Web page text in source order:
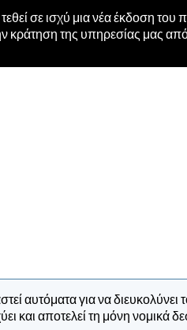
σε ισχύ μια νέα έκδοση του
κράτηση της υπηρεσίας μας από
αυτόματα για να
και αποτελεί τη μόνη νομικά